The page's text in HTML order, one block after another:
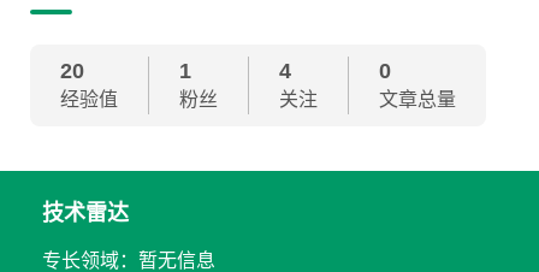
20
经验值
1
粉丝
4
关注
0
文章总量
技术雷达
专长领域：暂无信息